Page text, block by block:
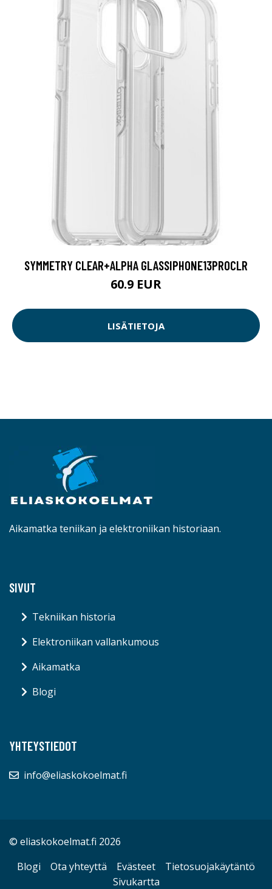
SYMMETRY CLEAR+ALPHA GLASSIPHONE13PROCLR
60.9 EUR
LISÄTIETOJA
Aikamatka teniikan ja elektroniikan historiaan.
SIVUT
Tekniikan historia
Elektroniikan vallankumous
Aikamatka
Blogi
YHTEYSTIEDOT
info@eliaskokoelmat.fi
© eliaskokoelmat.fi 2026
Blogi
Ota yhteyttä Evästeet
Tietosuojakäytäntö
Sivukartta